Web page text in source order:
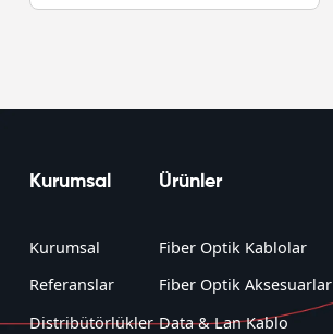
Kurumsal
Kurumsal
Referanslar
Distribütörlükler
Ürünler
Fiber Optik Kablolar
Fiber Optik Aksesuarlar
Data & Lan Kablo